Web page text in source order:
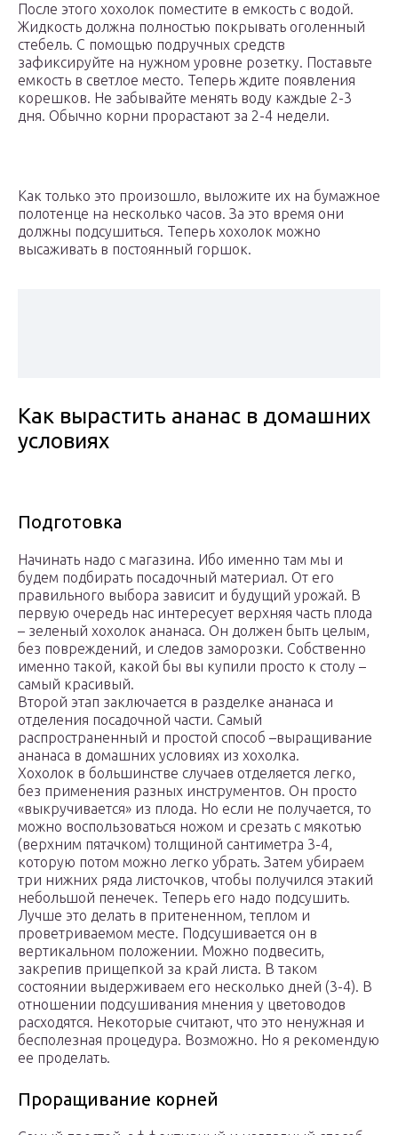
После этого хохолок поместите в емкость с водой.
Жидкость должна полностью покрывать оголенный
стебель. С помощью подручных средств
зафиксируйте на нужном уровне розетку. Поставьте
емкость в светлое место. Теперь ждите появления
корешков. Не забывайте менять воду каждые 2-3
дня. Обычно корни прорастают за 2-4 недели.
Как только это произошло, выложите их на бумажное
полотенце на несколько часов. За это время они
должны подсушиться. Теперь хохолок можно
высаживать в постоянный горшок.
Как вырастить ананас в домашних
условиях
Подготовка
Начинать надо с магазина. Ибо именно там мы и
будем подбирать посадочный материал. От его
правильного выбора зависит и будущий урожай. В
первую очередь нас интересует верхняя часть плода
– зеленый хохолок ананаса. Он должен быть целым,
без повреждений, и следов заморозки. Собственно
именно такой, какой бы вы купили просто к столу –
самый красивый.
Второй этап заключается в разделке ананаса и
отделения посадочной части. Самый
распространенный и простой способ –выращивание
ананаса в домашних условиях из хохолка.
Хохолок в большинстве случаев отделяется легко,
без применения разных инструментов. Он просто
«выкручивается» из плода. Но если не получается, то
можно воспользоваться ножом и срезать с мякотью
(верхним пятачком) толщиной сантиметра 3-4,
которую потом можно легко убрать. Затем убираем
три нижних ряда листочков, чтобы получился этакий
небольшой пенечек. Теперь его надо подсушить.
Лучше это делать в притененном, теплом и
проветриваемом месте. Подсушивается он в
вертикальном положении. Можно подвесить,
закрепив прищепкой за край листа. В таком
состоянии выдерживаем его несколько дней (3-4). В
отношении подсушивания мнения у цветоводов
расходятся. Некоторые считают, что это ненужная и
бесполезная процедура. Возможно. Но я рекомендую
ее проделать.
Проращивание корней